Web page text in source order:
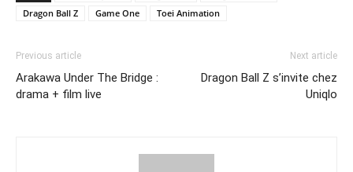
Dragon Ball Z
Game One Toei Animation
Previous article
Arakawa Under The Bridge :
drama + film live
Next article
Dragon Ball Z s’invite chez
Uniqlo